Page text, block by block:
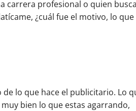
carrera profesional o quien busca
¿cuál fue el motivo, lo que
lo que hace el publicitario. Lo
bien lo que estas agarrando,